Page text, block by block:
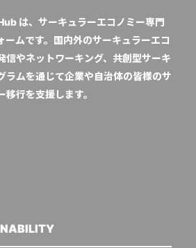
は、サーキュラーエコノミー専門
ームです。国内外のサーキュラーエコ
信やネットワーキング、共創型サーキ
ラムを通じて企業や自治体の皆様のサ
行を支援します。